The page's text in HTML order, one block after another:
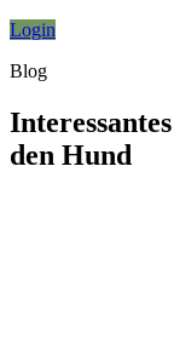
Login
Blog
den Hund